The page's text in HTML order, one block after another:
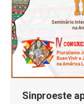
Sinproeste